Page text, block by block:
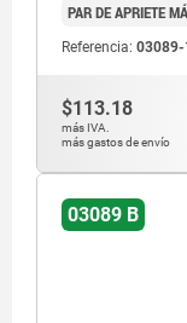
PAR DE APRIETE
Referencia:
$113.18
más IVA.
más gastos de envío
03089 B